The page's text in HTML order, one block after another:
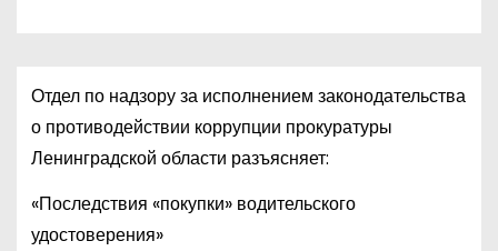
Отдел по надзору за исполнением законодательства
о противодействии коррупции прокуратуры
Ленинградской области разъясняет:
«Последствия «покупки» водительского
удостоверения»